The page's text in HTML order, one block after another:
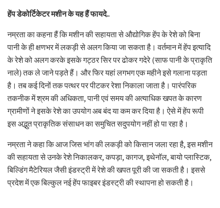
हेंप डेकोर्टिकेटर मशीन के यह हैं फायदे..
नम्रता का कहना हैं कि मशीन की सहायता से औद्योगिक हेंप के रेशे को बिना
पानी के ही क्षणभर में लकड़ी से अलग किया जा सकता है। वर्तमान में हेंप इत्यादि
के रेशे को अलग करके इसके गट्ठर सिर पर ढोकर गदेरे (साफ पानी के प्राकृति
नाले) तक ले जाने पड़ते हैं। और फिर यहां लगभग एक महीने इसे गलाना पड़ता
है। तब कई दिनों तक पत्थर पर पीटकर रेशा निकाला जाता है। पारंपरिक
तकनीक में श्रम की अधिकता, पानी एवं समय की अत्याधिक खपत के कारण
ग्रामीणों ने इसके रेशे का उपयोग अब बंद या कम कर दिया है। ऐसे में हेंप रूपी
इस अद्भुत प्राकृतिक संसाधन का समुचित सदुपयोग नहीं हो पा रहा है।
नम्रता ने कहा कि आज जिस भांग की लकड़ी को किसान जला रहा है, इस मशीन
की सहायता से उनके रेशे निकालकर, कपड़ा, कागज, इथेनॉल, बायो प्लास्टिक,
बिल्डिंग मैटेरियल जैसी इंडस्ट्री में रेशे की खपत पूरी की जा सकती है। इससे
प्रदेश में एक बिल्कुल नई हेंप फाइबर इंडस्ट्री की स्थापना हो सकती है।